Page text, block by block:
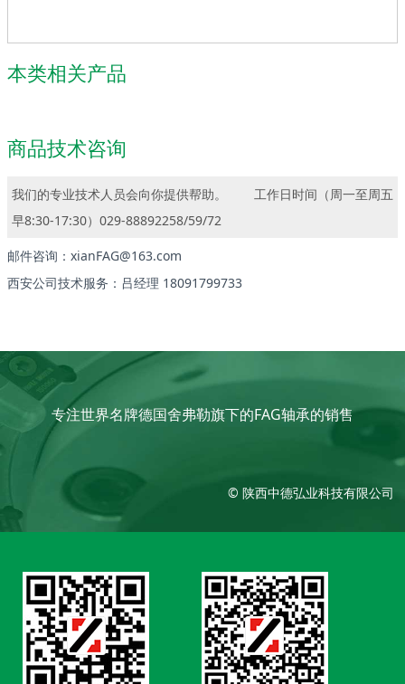
本类相关产品
商品技术咨询
我们的专业技术人员会向你提供帮助。
工作日时间（周一至周五
早8:30-17:30）029-88892258/59/72
邮件咨询：xianFAG@163.com
西安公司技术服务：吕经理 18091799733
专注世界名牌德国舍弗勒旗下的FAG轴承的销售
© 陕西中德弘业科技有限公司